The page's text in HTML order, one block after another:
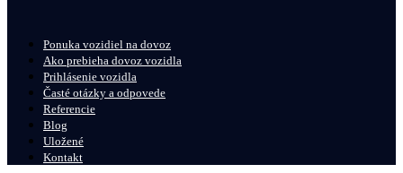
Ponuka vozidiel na dovoz
Ako prebieha dovoz vozidla
Prihlásenie vozidla
Časté otázky a odpovede
Referencie
Blog
Uložené
Kontakt